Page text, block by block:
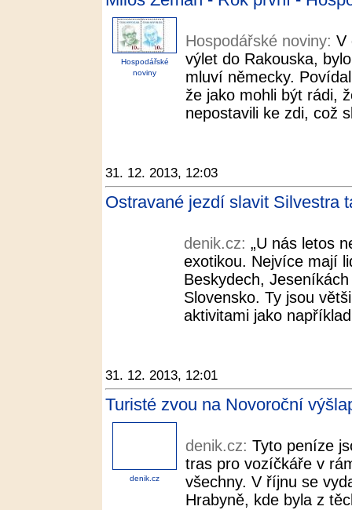
Hospodářské
noviny
Hospodářské noviny: V
výlet do Rakouska,
mluví německy.
že jako mohli být rádi,
nepostavili ke zdi, což
31. 12. 2013, 12:03
Ostravané jezdí slavit Silvestra
denik.cz: „U nás letos
exotikou. Nejvíce mají
Beskydech,
Slovensko. Ty jsou
aktivitami jako
31. 12. 2013, 12:01
Turisté zvou na Novoroční
denik.cz
denik.cz: Tyto peníze
tras pro vozíčkáře v
všechny. V říjnu se
Hrabyně, kde byla z